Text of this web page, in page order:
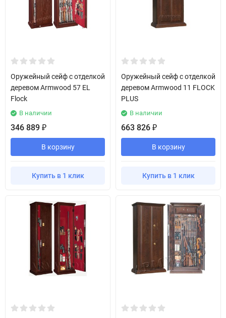
Оружейный сейф с отделкой
деревом Armwood 57 EL
Flock
В наличии
346 889 ₽
В корзину
Купить в 1 клик
Оружейный сейф с отделкой
деревом Armwood 11 FLOCK
PLUS
В наличии
663 826 ₽
В корзину
Купить в 1 клик